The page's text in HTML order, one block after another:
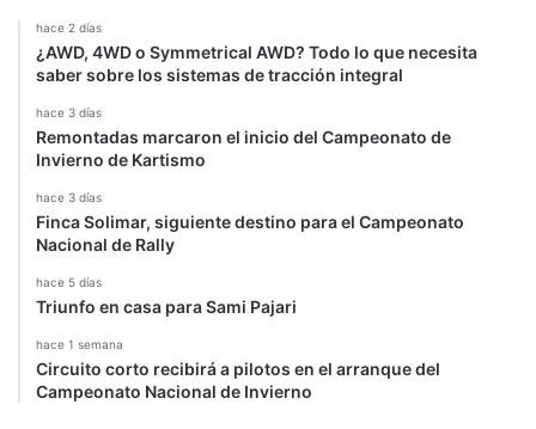
o
hace 2 días
¿AWD, 4WD o Symmetrical AWD? Todo lo que necesita
saber sobre los sistemas de tracción integral
hace 3 días
Remontadas marcaron el inicio del Campeonato de
Invierno de Kartismo
hace 3 días
Finca Solimar, siguiente destino para el Campeonato
Nacional de Rally
hace 5 días
Triunfo en casa para Sami Pajari
hace 1 semana
Circuito corto recibirá a pilotos en el arranque del
Campeonato Nacional de Invierno